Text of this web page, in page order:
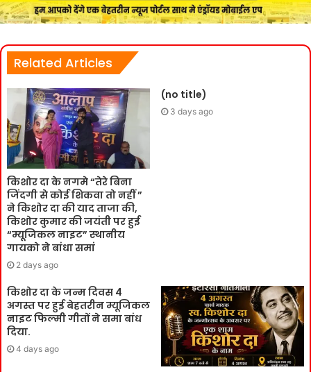
Related Articles
किशोर दा के नगमे “तेरे बिना
जिंदगी से कोई शिकवा तो नहीं ”
ने किशोर दा की याद ताजा की,
किशोर कुमार की जयंती पर हुई
“म्यूजिकल नाइट” स्थानीय
गायको ने बांधा समां
2 days ago
(no title)
3 days ago
किशोर दा के जन्म दिवस 4
अगस्त पर हुई बेहतरीन म्यूजिकल
नाइट फिल्मी गीतों ने समा बांध
दिया.
4 days ago